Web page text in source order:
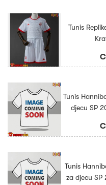
Tunis
Tunis
djecu SP
Tunis
za djecu SP